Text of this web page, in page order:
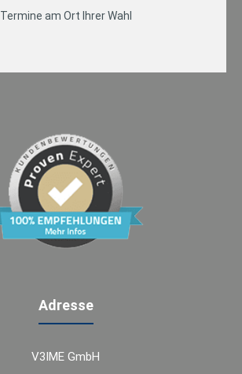
Termine am Ort Ihrer Wahl
Adresse
V3IME GmbH